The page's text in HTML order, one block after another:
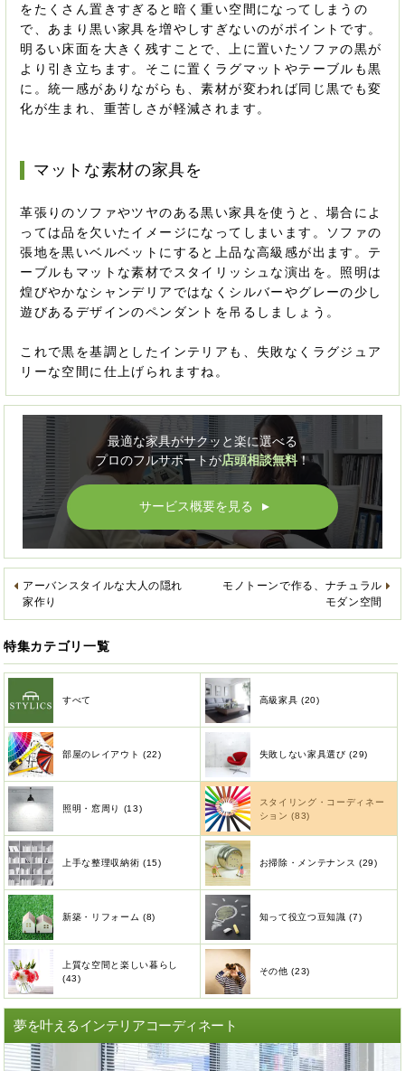
をたくさん置きすぎると暗く重い空間になってしまうの
で、あまり黒い家具を増やしすぎないのがポイントです。
明るい床面を大きく残すことで、上に置いたソファの黒が
より引き立ちます。そこに置くラグマットやテーブルも黒
に。統一感がありながらも、素材が変われば同じ黒でも変
化が生まれ、重苦しさが軽減されます。
マットな素材の家具を
革張りのソファやツヤのある黒い家具を使うと、場合によ
っては品を欠いたイメージになってしまいます。ソファの
張地を黒いベルベットにすると上品な高級感が出ます。テ
ーブルもマットな素材でスタイリッシュな演出を。照明は
煌びやかなシャンデリアではなくシルバーやグレーの少し
遊びあるデザインのペンダントを吊るしましょう。
これで黒を基調としたインテリアも、失敗なくラグジュア
リーな空間に仕上げられますね。
最適な家具がサクッと楽に選べる
プロのフルサポートが店頭相談無料！
サービス概要を見る ▲
モノトーンで作る、ナチュラル
モダン空間
アーバンスタイルな大人の隠れ
家作り
特集カテゴリ一覧
すべて 高級家具 (20)
部屋のレイアウト (22) 失敗しない家具選び (29)
照明・窓周り (13)
スタイリング・コーディネー
ション (83)
上手な整理収納術 (15) お掃除・メンテナンス (29)
新築・リフォーム (8) 知って役立つ豆知識 (7)
上質な空間と楽しい暮らし
(43)
その他 (23)
夢を叶えるインテリアコーディネート